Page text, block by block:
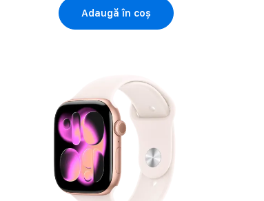
Adaugă în coș